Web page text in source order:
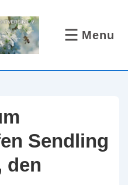
Menu
MENÜ
Sendling
den